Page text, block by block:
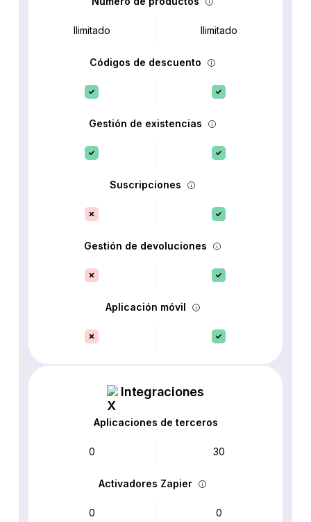
Ilimitado Ilimitado
Códigos de descuento
Gestión de existencias
Suscripciones
Gestión de devoluciones
Aplicación móvil
Integraciones
Aplicaciones de terceros
0 30
Activadores Zapier
0 0